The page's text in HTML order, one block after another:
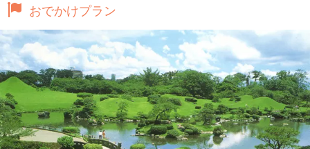
おでかけプラン